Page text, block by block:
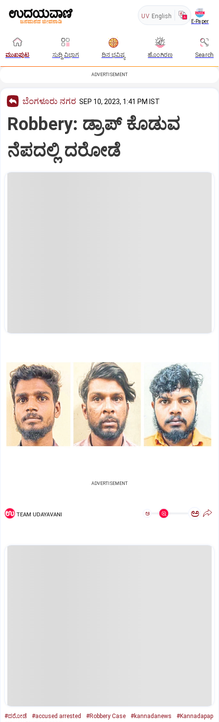
UV English
E-Paper
ಮುಖಪುಟ ಸುದ್ದಿ ವಿಭಾಗ ದಿನ ಭವಿಷ್ಯ ಹೊಂಗಿರಣ Search
ADVERTISEMENT
ಬೆಂಗಳೂರು ನಗರ SEP 10, 2023, 1:41 PM IST
Robbery: ಡ್ರಾಪ್‌ ಕೊಡುವ
ನೆಪದಲ್ಲಿ ದರೋಡೆ
ADVERTISEMENT
TEAM UDAYAVANI ಅ ಅ
#ದರೋಡೆ #accused arrested #Robbery Case #kannadanews
#Kannadapap